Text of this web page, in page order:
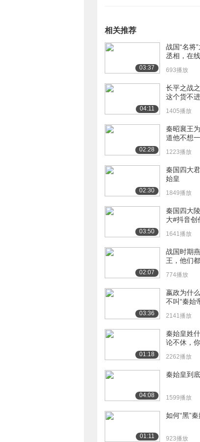
相关推荐
03:37
战国“名将
丞相，在线
693播放
04:11
长平之战
这个货不进
1405播放
02:28
秦昭襄王
道他不想一
1223播放
02:30
秦国四大
始皇
1849播放
03:50
秦国四大
大#抖音创
1641播放
02:07
战国时期
王，他们都
774播放
03:36
嬴政为什
不叫“秦始
2141播放
01:18
秦始皇姓
论不休，你
2262播放
04:08
秦始皇到
1599播放
01:11
如何“黑”秦
923播放